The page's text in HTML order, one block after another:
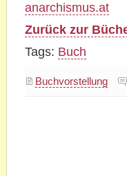
anarchismus.at
Zurück zur
Tags: Buch
Buchvorstellung